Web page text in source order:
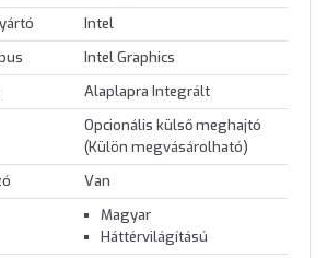
Intel
Intel Graphics
Alaplapra Integrált
Opcionális külső meghajtó
(Külön megvásárolható)
Van
Magyar
Háttérvilágítású